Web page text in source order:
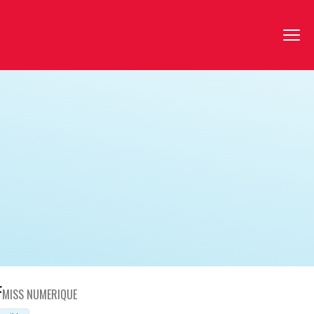
MISS NUMERIQUE